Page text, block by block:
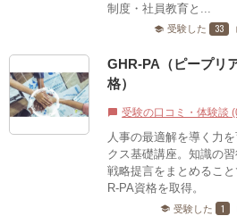
制度・社員教育と...
school 受験した 33
GHR-PA（ピープリ
格）
chat_bubble 受験の口コミ・体験談
人事の最適解を導く力
クス基礎講座。知識の
戦略提言をまとめるこ
R-PA資格を取得。
school 受験した 1